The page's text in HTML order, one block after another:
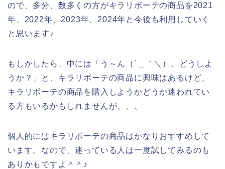
ので、多分、数多くの方がキラリボーテの商品を2021
年、2022年、2023年、2024年と今後も利用していく
と思います♪
もしかしたら、中には「う～ん（´＿｀＼）、どうしよ
うか？」と、キラリボーテの商品に興味はあるけど、
キラリボーテの商品を購入しようかどうか迷われてい
る方もいるかもしれませんが、、、
個人的にはキラリボーテの商品はかなりおすすめして
います。なので、迷っている人は一度試してみるのも
ありかもですよ＾＾♪